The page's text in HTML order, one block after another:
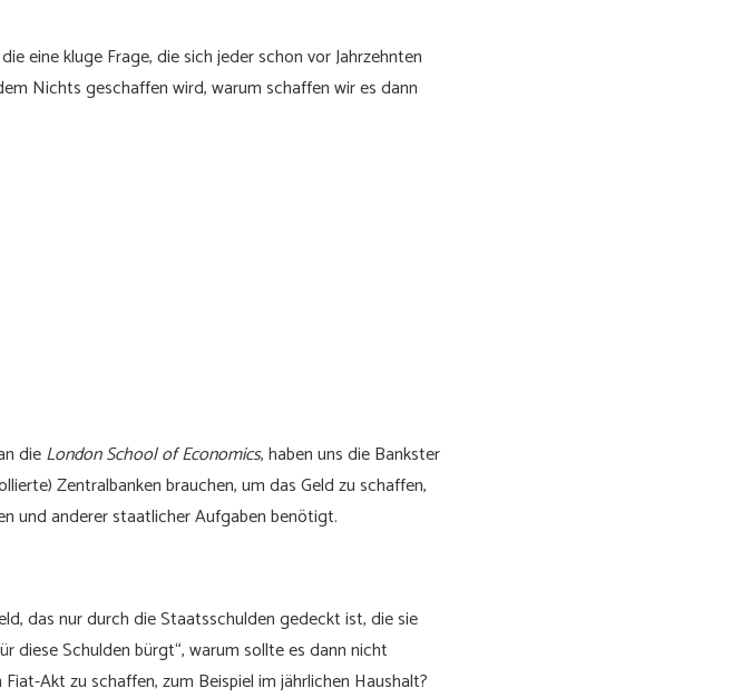
eine kluge Frage, die sich jeder schon vor Jahrzehnten
Nichts geschaffen wird, warum schaffen wir es dann
dieLondon School of Economics, haben uns die Bankster
Zentralbanken brauchen, um das Geld zu schaffen,
und anderer staatlicher Aufgaben benötigt.
das nur durch die Staatsschulden gedeckt ist, die sie
diese Schulden bürgt“, warum sollte es dann nicht
Akt zu schaffen, zum Beispiel im jährlichen Haushalt?